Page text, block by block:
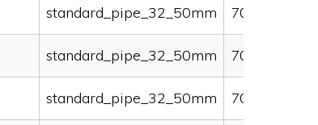
standard_pipe_32_50mm 70000
standard_pipe_32_50mm 70000
standard_pipe_32_50mm 70000